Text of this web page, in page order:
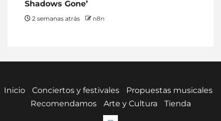
Shadows Gone’
2 semanas atrás n8n
Inicio Conciertos y festivales
Propuestas musicales
Recomendamos
Arte y Cultura Tienda